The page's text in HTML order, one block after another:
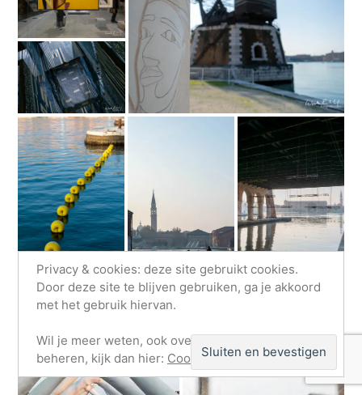
Privacy & cookies: deze site gebruikt cookies.
Door deze site te blijven gebruiken, ga je akkoord
met het gebruik hiervan.
Wil je meer weten, ook over hoe je cookies kunt
beheren, kijk dan hier: Cookiebeleid